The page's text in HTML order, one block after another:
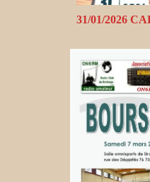
31/01/2026